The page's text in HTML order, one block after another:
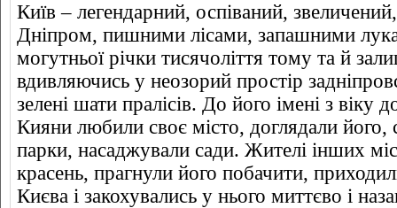
Київ – легендарний, оспіваний,
Дніпром, пишними лісами, запашними
могутньої річки тисячоліття тому та й
вдивляючись у неозорий простір
зелені шати пралісів. До його імені з віку
Кияни любили своє місто, доглядали його,
парки, насаджували сади. Жителі інших
красень, прагнули його побачити,
Києва і закохувались у нього миттєво і